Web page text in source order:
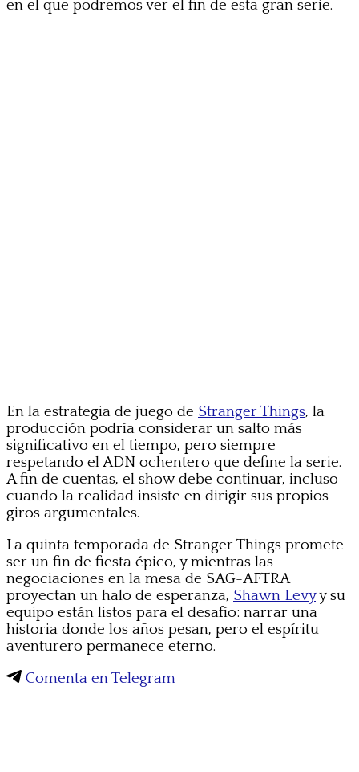
en el que podremos ver el fin de esta gran serie.
En la estrategia de juego de Stranger Things, la
producción podría considerar un salto más
significativo en el tiempo, pero siempre
respetando el ADN ochentero que define la serie.
A fin de cuentas, el show debe continuar, incluso
cuando la realidad insiste en dirigir sus propios
giros argumentales.
La quinta temporada de Stranger Things promete
ser un fin de fiesta épico, y mientras las
negociaciones en la mesa de SAG-AFTRA
proyectan un halo de esperanza, Shawn Levyy su
equipo están listos para el desafío: narrar una
historia donde los años pesan, pero el espíritu
aventurero permanece eterno.
Comenta en Telegram